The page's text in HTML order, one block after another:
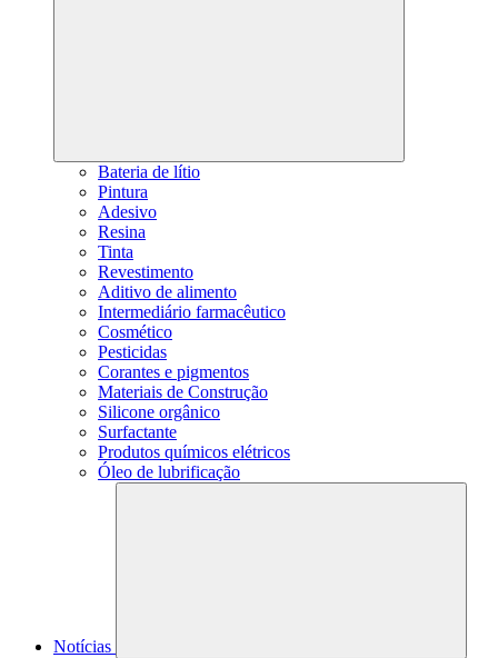
Bateria de lítio
Pintura
Adesivo
Resina
Tinta
Revestimento
Aditivo de alimento
Intermediário farmacêutico
Cosmético
Pesticidas
Corantes e pigmentos
Materiais de Construção
Silicone orgânico
Surfactante
Produtos químicos elétricos
Óleo de lubrificação
Notícias